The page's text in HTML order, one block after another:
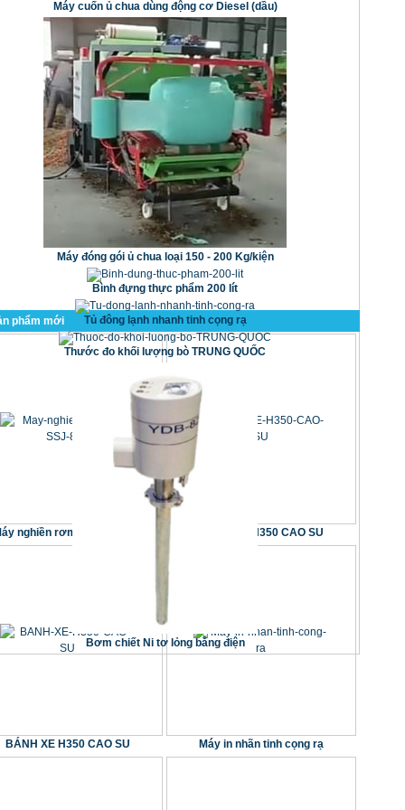
Máy cuốn ủ chua dùng động cơ Diesel (dầu)
Máy đóng gói ủ chua loại 150 - 200 Kg/kiện
Bình đựng thực phẩm 200 lít
Tủ đông lạnh nhanh tinh cọng rạ
Thước đo khối lượng bò TRUNG QUỐC
Bơm chiết Ni tơ lỏng bằng điện
phẩm mới
nghiền rơm XM-SSJ-800 BÁNH XE H350 CAO SU
BÁNH XE H350 CAO SU Máy in nhãn tinh cọng rạ